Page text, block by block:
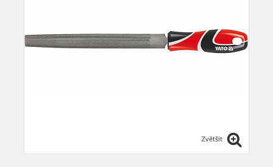
Zvětšit